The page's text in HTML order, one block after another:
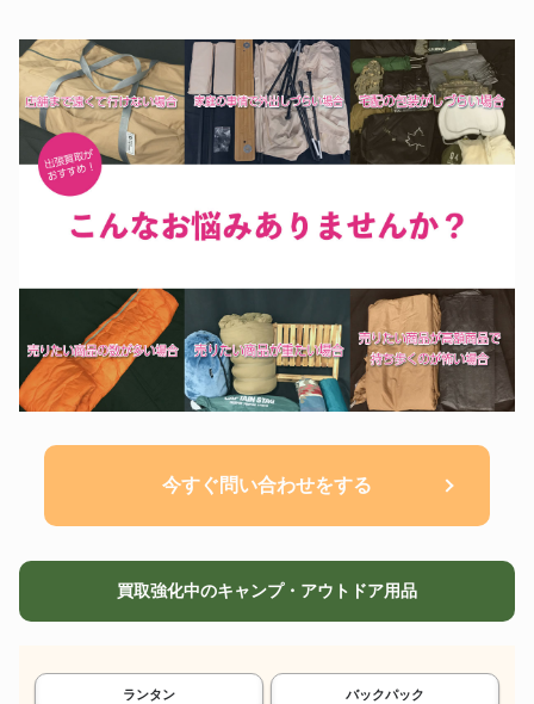
今すぐ問い合わせをする
買取強化中のキャンプ・アウトドア用品
ランタン バックパック